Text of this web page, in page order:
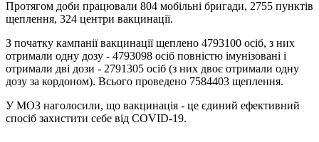
Протягом доби працювали 804 мобільні бригади, 2755 пунктів
щеплення, 324 центри вакцинації.
З початку кампанії вакцинації щеплено 4793100 осіб, з них
отримали одну дозу - 4793098 осіб повністю імунізовані і
отримали дві дози - 2791305 осіб (з них двоє отримали одну
дозу за кордоном). Всього проведено 7584403 щеплення.
У МОЗ наголосили, що вакцинація - це єдиний ефективний
спосіб захистити себе від COVID-19.